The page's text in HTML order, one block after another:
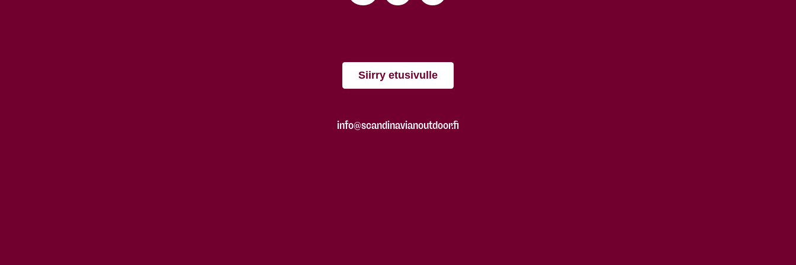
Siirry etusivulle
info@scandinavianoutdoor.fi